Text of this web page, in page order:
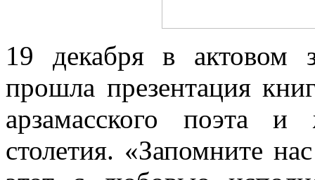
19 декабря в
прошла презентация
арзамасского поэта
столетия. «Запомните